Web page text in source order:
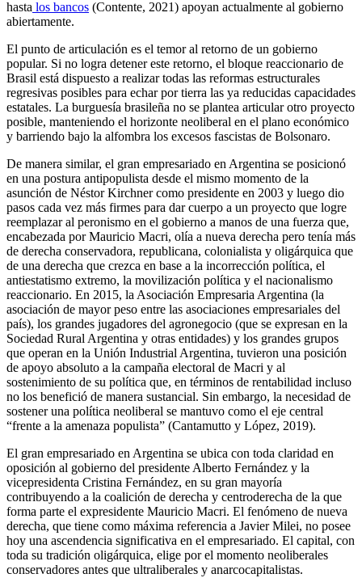
hasta los bancos (Contente, 2021) apoyan actualmente al gobierno
abiertamente.
El punto de articulación es el temor al retorno de un gobierno
popular. Si no logra detener este retorno, el bloque reaccionario de
Brasil está dispuesto a realizar todas las reformas estructurales
regresivas posibles para echar por tierra las ya reducidas capacidades
estatales. La burguesía brasileña no se plantea articular otro proyecto
posible, manteniendo el horizonte neoliberal en el plano económico
y barriendo bajo la alfombra los excesos fascistas de Bolsonaro.
De manera similar, el gran empresariado en Argentina se posicionó
en una postura antipopulista desde el mismo momento de la
asunción de Néstor Kirchner como presidente en 2003 y luego dio
pasos cada vez más firmes para dar cuerpo a un proyecto que logre
reemplazar al peronismo en el gobierno a manos de una fuerza que,
encabezada por Mauricio Macri, olía a nueva derecha pero tenía más
de derecha conservadora, republicana, colonialista y oligárquica que
de una derecha que crezca en base a la incorrección política, el
antiestatismo extremo, la movilización política y el nacionalismo
reaccionario. En 2015, la Asociación Empresaria Argentina (la
asociación de mayor peso entre las asociaciones empresariales del
país), los grandes jugadores del agronegocio (que se expresan en la
Sociedad Rural Argentina y otras entidades) y los grandes grupos
que operan en la Unión Industrial Argentina, tuvieron una posición
de apoyo absoluto a la campaña electoral de Macri y al
sostenimiento de su política que, en términos de rentabilidad incluso
no los benefició de manera sustancial. Sin embargo, la necesidad de
sostener una política neoliberal se mantuvo como el eje central
“frente a la amenaza populista” (Cantamutto y López, 2019).
El gran empresariado en Argentina se ubica con toda claridad en
oposición al gobierno del presidente Alberto Fernández y la
vicepresidenta Cristina Fernández, en su gran mayoría
contribuyendo a la coalición de derecha y centroderecha de la que
forma parte el expresidente Mauricio Macri. El fenómeno de nueva
derecha, que tiene como máxima referencia a Javier Milei, no posee
hoy una ascendencia significativa en el empresariado. El capital, con
toda su tradición oligárquica, elige por el momento neoliberales
conservadores antes que ultraliberales y anarcocapitalistas.